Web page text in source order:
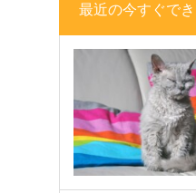
最近の今すぐで